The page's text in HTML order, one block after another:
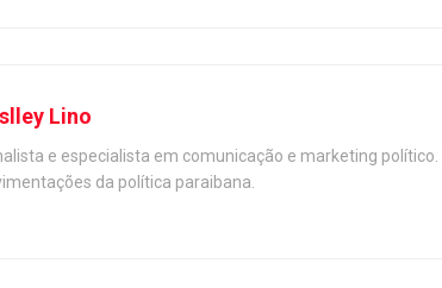
Lino
e especialista em comunicação e marketing político.
da política paraibana.